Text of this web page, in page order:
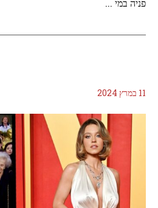
פניה במי ...
11 במרץ 2024